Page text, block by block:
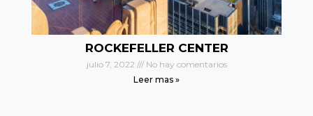
ROCKEFELLER CENTER
julio 7, 2022
No hay comentarios
Leer mas »